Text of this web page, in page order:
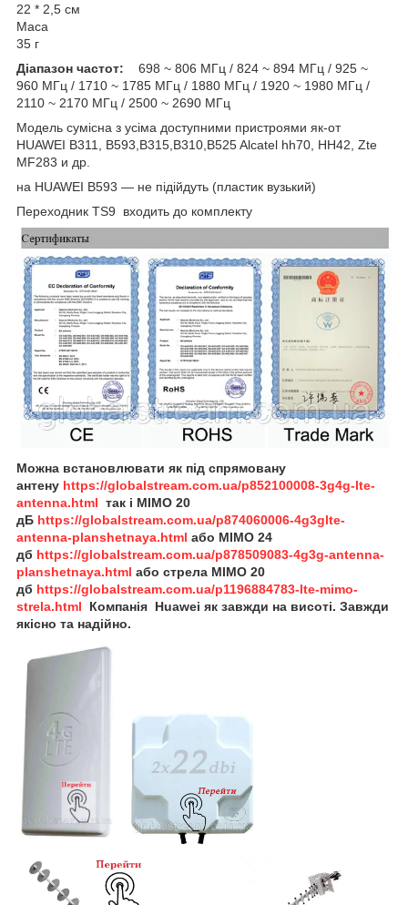
22 * 2,5 см
Маса
35 г
Діапазон частот:
698 ~ 806 МГц / 824 ~ 894 МГц / 925 ~
960 МГц / 1710 ~ 1785 МГц / 1880 МГц / 1920 ~ 1980 МГц /
2110 ~ 2170 МГц / 2500 ~ 2690 МГц
Модель сумісна з усіма доступними пристроями як-от
HUAWEI B311, B593,B315,B310,B525 Alcatel hh70, HH42, Zte
MF283 и др.
на HUAWEI B593 — не підійдуть (пластик вузький)
Переходник TS9 входить до комплекту
Можна встановлювати як під спрямовану
антену https://globalstream.com.ua/p852100008-3g4g-lte-
antenna.html так і MIMO 20
дБ https://globalstream.com.ua/p874060006-4g3glte-
antenna-planshetnaya.html або MIMO 24
дб https://globalstream.com.ua/p878509083-4g3g-antenna-
planshetnaya.html або стрела MIMO 20
дб https://globalstream.com.ua/p1196884783-lte-mimo-
strela.html Компанія Huawei як завжди на висоті. Завжди
якісно та надійно.